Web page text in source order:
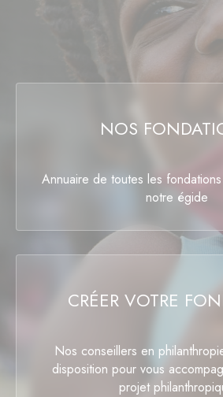
NOS
Annuaire de toutes les
notre égide
CRÉER VOTRE
Nos conseillers en
disposition pour vous
projet